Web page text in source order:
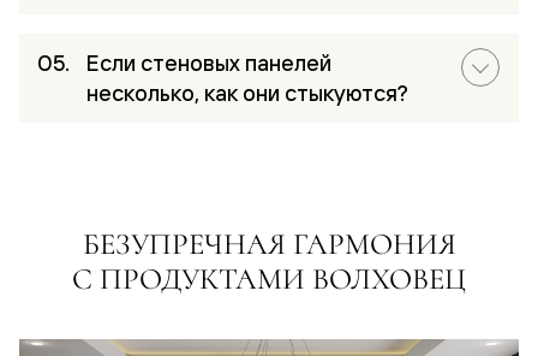
Если стеновых панелей
несколько, как они стыкуются?
БЕЗУПРЕЧНАЯ ГАРМОНИЯ
С ПРОДУКТАМИ ВОЛХОВЕЦ